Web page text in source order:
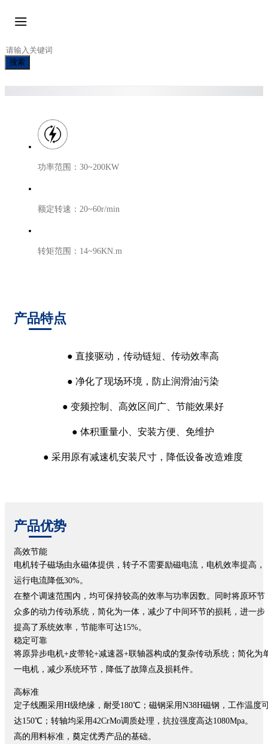
搜索
功率范围：30~200KW
额定转速：20~60r/min
转矩范围：14~96KN.m
产品特点
● 直接驱动，传动链短、传动效率高
● 净化了现场环境，防止润滑油污染
● 变频控制、高效区间广、节能效果好
● 体积重量小、安装方便、免维护
● 采用原有减速机安装尺寸，降低设备改造难度
产品优势
高效节能
电机转子磁场由永磁体提供，转子不需要励磁电流，电机效率提高，
运行电流降低30%。
在整个调速范围内，均可保持较高的效率与功率因数。同时将原环节
众多的动力传动系统，简化为一体，减少了中间环节的损耗，进一步
提高了系统效率，节能率可达15%。
稳定可靠
将原异步电机+皮带轮+减速器+联轴器构成的复杂传动系统；简化为
一电机，减少系统环节，降低了故障点及损耗件。
高标准
定子线圈采用H级绝缘，耐受180℃；磁钢采用N38H磁钢，工作温度
达150℃；转轴均采用42CrMo调质处理，抗拉强度高达1080Mpa。
高的用料标准，奠定优秀产品的基础。